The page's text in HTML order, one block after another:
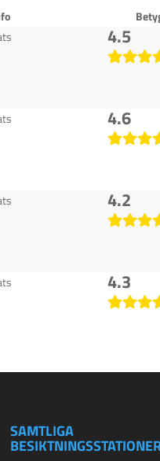
4.5
4.6
4.2
4.3
SAMTLIGA